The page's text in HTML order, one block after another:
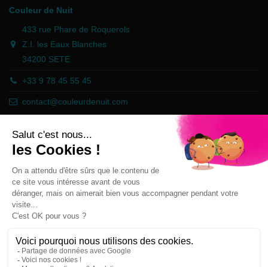
Couleur de Nuit
433 rue Phare de Roquerols
Z.I. les Eaux Blanches
34200 SETE
+33 9 78 45 55 45
contact@couleurdenuit.com
Händler zugelassen von Gesellschaft für Garantierte Bewertungen,
Newsletter